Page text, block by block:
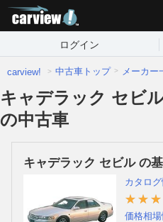
ログイン
carview! 中古車トップ メーカー
キャデラック セビ
の中古車
キャデラック セビル の
カタロ
価格相場